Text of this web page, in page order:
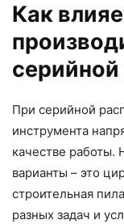
Как
серийной
При серийной
инструмента
качестве работы.
варианты – это
строительная
разных задач и